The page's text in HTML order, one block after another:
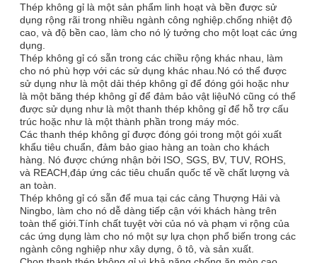
Thép không gỉ là một sản phẩm linh hoạt và bền được sử
dụng rộng rãi trong nhiều ngành công nghiệp.chống nhiệt độ
cao, và độ bền cao, làm cho nó lý tưởng cho một loạt các ứng
dụng.
Thép không gỉ có sẵn trong các chiều rộng khác nhau, làm
cho nó phù hợp với các sử dụng khác nhau.Nó có thể được
sử dụng như là một dải thép không gỉ để đóng gói hoặc như
là một băng thép không gỉ để đảm bảo vật liệuNó cũng có thể
được sử dụng như là một thanh thép không gỉ để hỗ trợ cấu
trúc hoặc như là một thành phần trong máy móc.
Các thanh thép không gỉ được đóng gói trong một gói xuất
khẩu tiêu chuẩn, đảm bảo giao hàng an toàn cho khách
hàng. Nó được chứng nhận bởi ISO, SGS, BV, TUV, ROHS,
và REACH,đáp ứng các tiêu chuẩn quốc tế về chất lượng và
an toàn.
Thép không gỉ có sẵn để mua tại các cảng Thượng Hải và
Ningbo, làm cho nó dễ dàng tiếp cận với khách hàng trên
toàn thế giới.Tính chất tuyệt vời của nó và phạm vi rộng của
các ứng dụng làm cho nó một sự lựa chọn phổ biến trong các
ngành công nghiệp như xây dựng, ô tô, và sản xuất.